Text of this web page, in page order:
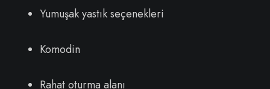
Yumuşak yastık seçenekleri
Komodin
Rahat oturma alanı